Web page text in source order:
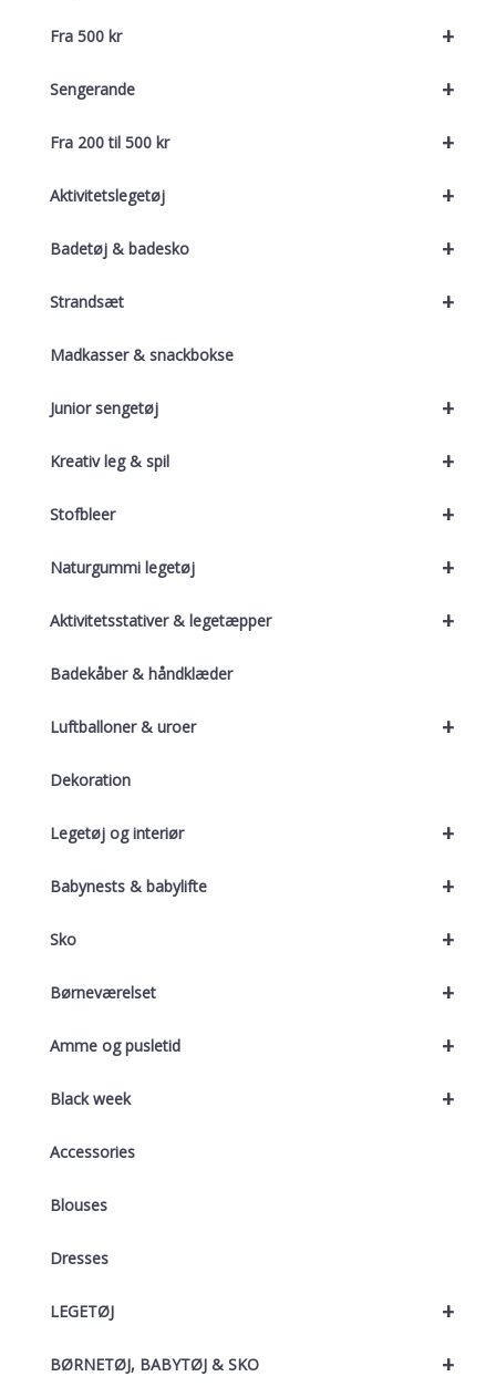
+
Fra 500 kr
+
Sengerande
+
Fra 200 til 500 kr
+
Aktivitetslegetøj
+
Badetøj & badesko
+
Strandsæt
Madkasser & snackbokse
+
Junior sengetøj
+
Kreativ leg & spil
+
Stofbleer
+
Naturgummi legetøj
+
Aktivitetsstativer & legetæpper
Badekåber & håndklæder
+
Luftballoner & uroer
Dekoration
+
Legetøj og interiør
+
Babynests & babylifte
+
Sko
+
Børneværelset
+
Amme og pusletid
+
Black week
Accessories
Blouses
Dresses
+
LEGETØJ
+
BØRNETØJ, BABYTØJ & SKO